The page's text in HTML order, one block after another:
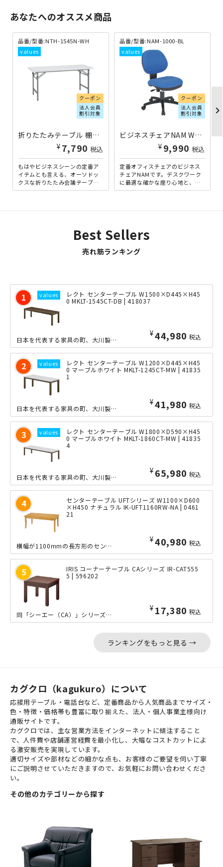
あなたへのオススメ商品
品番/型番:NTH-1545N-WH
クーポン
法人会員
割引対象
折りたたみテーブル 棚無タイプ W1500×D450×H700 ホワイト
¥ 7,790 税込
もはやビジネスシーンの定番ア
イテムとも言える、オーソドッ
クスな折りたたみ会議テーブル
の棚無しタイプです。できるだ
品番/型番:NAM-1000-BL
クーポン
法人会員
割引対象
ビジネスチェアNAM W460×D570×H850-940 ブルー
¥ 9,990 税込
定番オフィスチェアのビジネス
チェアNAMです。デスクワーク
に最適な確かな座り心地と、シ
ンプルながら飽きがこないデザ
chevron_right
Best Sellers
売れ筋ランキング
レクト センターテーブル W1500×D445×H45
0 MKLT-1545CT-DB | 418037
¥44,980 税込
日本を代表する家具の町、大川製のW1500×D445mmサイズの応接用センターテ...
レクト センターテーブル W1200×D445×H45
0 マーブルホワイト MKLT-1245CT-MW | 41835
1
¥41,980 税込
日本を代表する家具の町、大川製のW1200×D445mmサイズの応接用センターテ...
レクト センターテーブル W1800×D590×H45
0 マーブルホワイト MKLT-1860CT-MW | 41835
4
¥ 65,980 税込
日本を代表する家具の町、大川製のW1800×D590mmサイズの応接用センターテ...
センターテーブル UFTシリーズ W1100×D600
×H450 ナチュラル IK-UFT1160RW-NA | 0461
21
¥40,980 税込
横幅が1100mmの長方形のセンターテーブル。僅かに曲線を描くラバーウッドの脚が...
IRIS コーナーテーブル CAシリーズ IR-CAT555
5 | 596202
¥ 17,380 税込
同「シーエー（CA）」シリーズの応接ソファーに合わせて揃えたい、正方形タイプのコ...
ランキングをもっと見る →
カグクロ（kagukuro）について
応接用テーブル・電話台など、定番商品から人気商品までサイズ・
色・特徴・価格帯も豊富に取り揃えた、法人・個人事業主様向け
通販サイトです。
カグクロでは、主な営業方法をインターネットに傾注すること
で、人件費や店舗運営経費を最小化し、大幅なコストカットによ
る激安販売を実現しています。
適切サイズや部材などの細かな点も、お客様のご要望を伺い丁寧
にご説明させていただきますので、お気軽にお問い合わせくださ
い。
その他のカテゴリーから探す